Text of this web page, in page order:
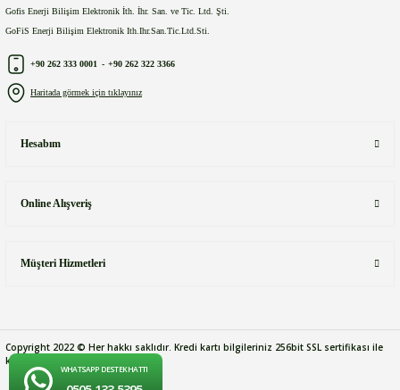
Gofis Enerji Bilişim Elektronik İth. İhr. San. ve Tic. Ltd. Şti.
GoFiS Enerji Bilişim Elektronik Ith.Ihr.San.Tic.Ltd.Sti.
+90 262 333 0001 - +90 262 322 3366
Haritada görmek için tıklayınız
Hesabım
Online Alışveriş
Müşteri Hizmetleri
Copyright 2022 © Her hakkı saklıdır. Kredi kartı bilgileriniz 256bit SSL sertifikası ile
korunmaktadır.
WHATSAPP DESTEK HATTI